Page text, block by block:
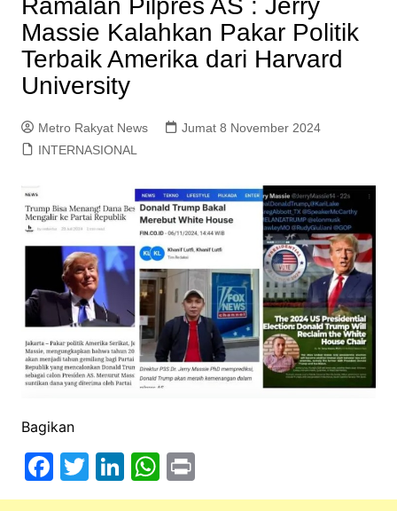
Ramalan Pilpres AS : Jerry
Massie Kalahkan Pakar Politik
Terbaik Amerika dari Harvard
University
Metro Rakyat News
Jumat 8 November 2024
INTERNASIONAL
Bagikan
F
a
T
w
Li
n
W
h
Pr
in